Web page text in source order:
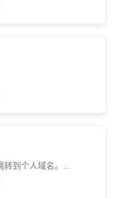
转到个人域名。…